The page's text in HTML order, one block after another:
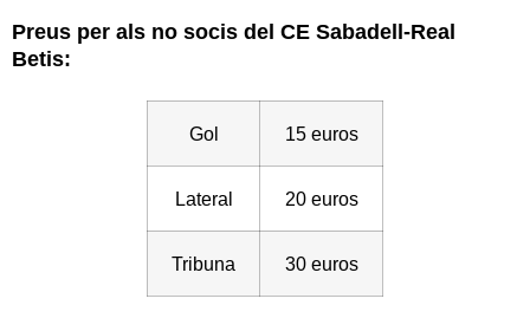
Preus per als no socis del CE Sabadell-Real
Betis:
Gol 15 euros
Lateral 20 euros
Tribuna 30 euros